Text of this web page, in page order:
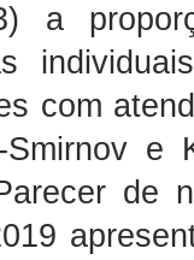
a
com
e
de